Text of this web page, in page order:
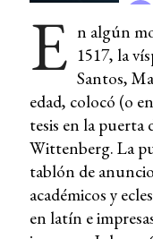
E n algún
1517, la
Santos,
edad, colocó (o
tesis en la puerta
Wittenberg. La
tablón de
académicos y
en latín e